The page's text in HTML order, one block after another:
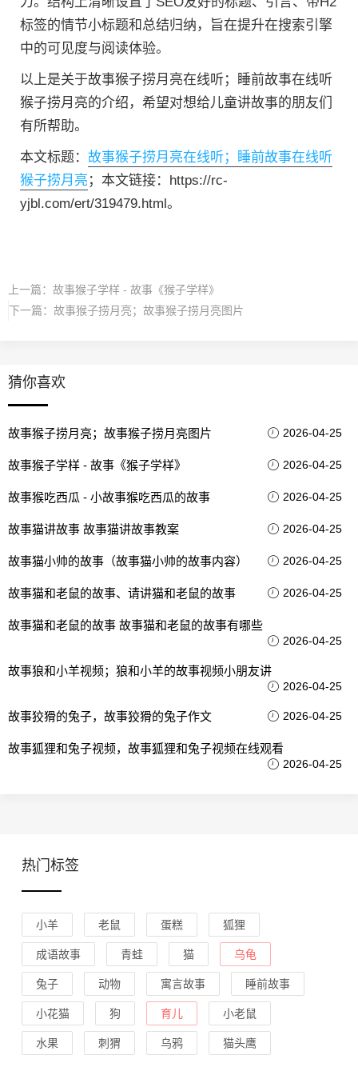
标签的情节小标题和总结归纳，旨在提升在搜索引擎
中的可见度与阅读体验。
以上是关于故事猴子捞月亮在线听；睡前故事在线听
猴子捞月亮的介绍，希望对想给儿童讲故事的朋友们
有所帮助。
本文标题： 故事猴子捞月亮在线听；睡前故事在线听
猴子捞月亮 ；本文链接：https://rc-
yjbl.com/ert/319479.html。
上一篇： 故事猴子学样 - 故事《猴子学样》
下一篇： 故事猴子捞月亮；故事猴子捞月亮图片
猜你喜欢
故事猴子捞月亮；故事猴子捞月亮图片 2026-04-25
故事猴子学样 - 故事《猴子学样》 2026-04-25
故事猴吃西瓜 - 小故事猴吃西瓜的故事 2026-04-25
故事猫讲故事 故事猫讲故事教案 2026-04-25
故事猫小帅的故事（故事猫小帅的故事内容） 2026-04-25
故事猫和老鼠的故事、请讲猫和老鼠的故事 2026-04-25
故事猫和老鼠的故事 故事猫和老鼠的故事有哪些
2026-04-25
故事狼和小羊视频；狼和小羊的故事视频小朋友讲
2026-04-25
故事狡猾的兔子，故事狡猾的兔子作文 2026-04-25
故事狐狸和兔子视频，故事狐狸和兔子视频在线观看
2026-04-25
热门标签
小羊 老鼠 蛋糕 狐狸
成语故事 青蛙 猫 乌龟
兔子 动物 寓言故事 睡前故事
小花猫 狗 育儿 小老鼠
水果 刺猬 乌鸦 猫头鹰